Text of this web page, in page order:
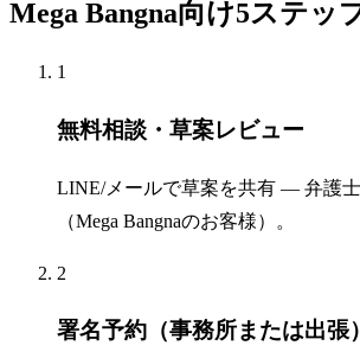
Mega Bangna向け5ステッ
1
無料相談・草案レビュー
LINE/メールで草案を共有 — 弁護
（Mega Bangnaのお客様）。
2
署名予約（事務所または出張）